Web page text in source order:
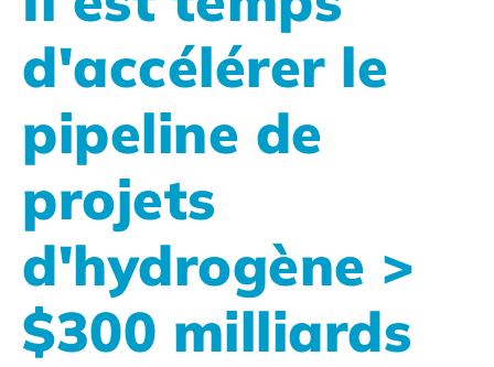
d'accélérer le
pipeline de
projets
d'hydrogène >
$300 milliards